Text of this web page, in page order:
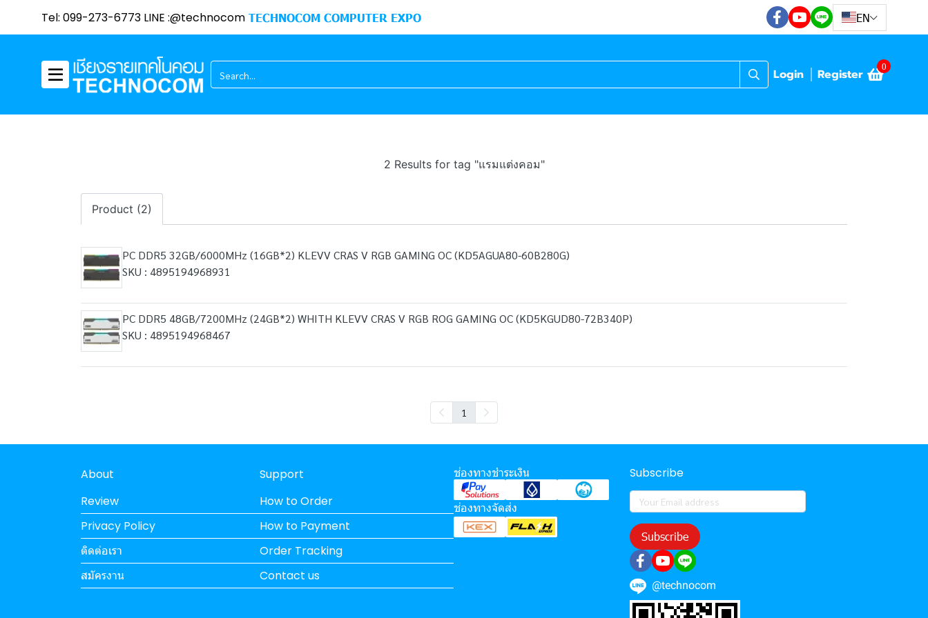
Tel: 099-273-6773 LINE :@technocom TECHNOCOM COMPUTER EXPO EN
Login Register 0
2 Results for tag "แรมแต่งคอม"
Product (2)
PC DDR5 32GB/6000MHz (16GB*2) KLEVV CRAS V RGB GAMING OC (KD5AGUA80-60B280G)
SKU : 4895194968931
PC DDR5 48GB/7200MHz (24GB*2) WHITH KLEVV CRAS V RGB ROG GAMING OC (KD5KGUD80-72B340P)
SKU : 4895194968467
1
About
Review
Privacy Policy
ติดต่อเรา
สมัครงาน
Support
How to Order
How to Payment
Order Tracking
Contact us
ช่องทางชำระเงิน
ช่องทางจัดส่ง
Subscribe
Subscribe
@technocom